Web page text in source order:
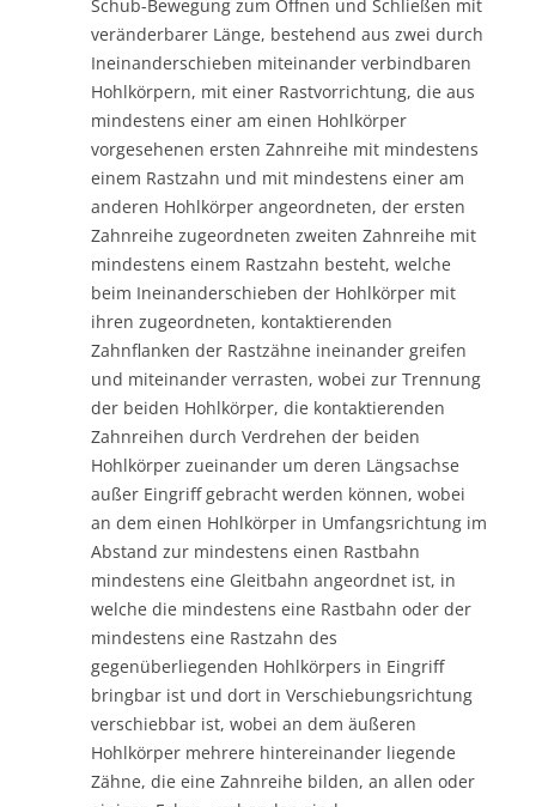
Schub-Bewegung zum Öffnen und Schließen mit
veränderbarer Länge, bestehend aus zwei durch
Ineinanderschieben miteinander verbindbaren
Hohlkörpern, mit einer Rastvorrichtung, die aus
mindestens einer am einen Hohlkörper
vorgesehenen ersten Zahnreihe mit mindestens
einem Rastzahn und mit mindestens einer am
anderen Hohlkörper angeordneten, der ersten
Zahnreihe zugeordneten zweiten Zahnreihe mit
mindestens einem Rastzahn besteht, welche
beim Ineinanderschieben der Hohlkörper mit
ihren zugeordneten, kontaktierenden
Zahnflanken der Rastzähne ineinander greifen
und miteinander verrasten, wobei zur Trennung
der beiden Hohlkörper, die kontaktierenden
Zahnreihen durch Verdrehen der beiden
Hohlkörper zueinander um deren Längsachse
außer Eingriff gebracht werden können, wobei
an dem einen Hohlkörper in Umfangsrichtung im
Abstand zur mindestens einen Rastbahn
mindestens eine Gleitbahn angeordnet ist, in
welche die mindestens eine Rastbahn oder der
mindestens eine Rastzahn des
gegenüberliegenden Hohlkörpers in Eingriff
bringbar ist und dort in Verschiebungsrichtung
verschiebbar ist, wobei an dem äußeren
Hohlkörper mehrere hintereinander liegende
Zähne, die eine Zahnreihe bilden, an allen oder